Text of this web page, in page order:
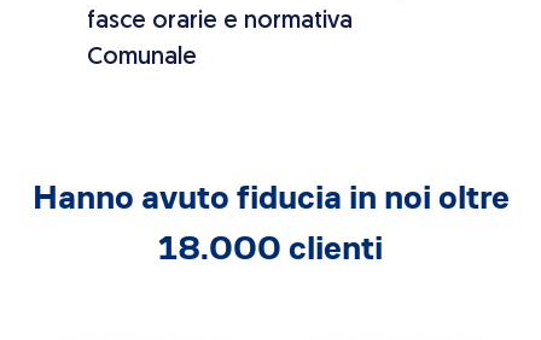
fasce orarie e normativa
Comunale
Hanno avuto fiducia in noi oltre
18.000 clienti